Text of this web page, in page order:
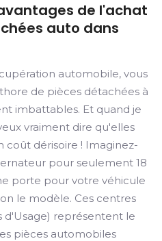
de l'achat
auto dans
automobile, vous
de pièces détachées à
imbattables. Et quand je
vraiment dire qu'elles
coût dérisoire ! Imaginez-
pour seulement 18
porte pour votre véhicule
le modèle. Ces centres
d'Usage) représentent le
pièces automobiles